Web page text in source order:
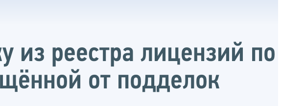
из реестра лицензий по
от подделок